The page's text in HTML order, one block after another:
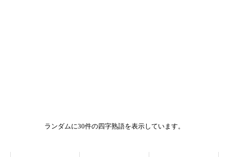
ランダムに30件の四字熟語を表示しています。